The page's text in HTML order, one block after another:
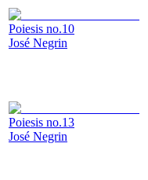
Poiesis no.10
José Negrin
Poiesis no.13
José Negrin